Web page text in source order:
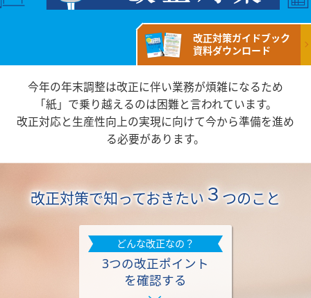
改正対策ガイドブック
資料ダウンロード
今年の年末調整は改正に伴い業務が煩雑になるため
「紙」で乗り越えるのは困難と言われています。
改正対応と生産性向上の実現に向けて今から準備を進め
る必要があります。
改正対策で知っておきたい ３ つのこと
どんな改正なの？
3つの改正ポイント
を確認する